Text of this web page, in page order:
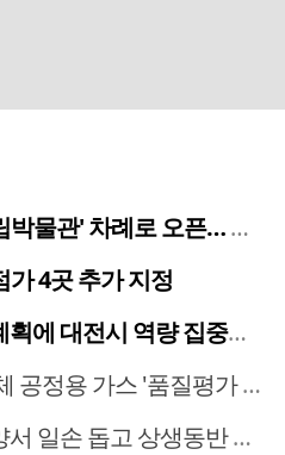
로 오픈… 고운동 정주여건 좋아진다
4곳 추가 지정
에 대전시 역량 집중해야
용 가스 '품질평가 체계' 구축
고 상생동반 친구맺기 봉사활동